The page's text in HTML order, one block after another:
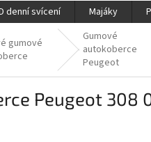
denní svícení Majáky
gumové
Gumové
autokoberce
Peugeot
Peugeot 308